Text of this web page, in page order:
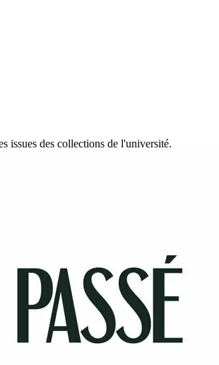
issues des collections de l'université.